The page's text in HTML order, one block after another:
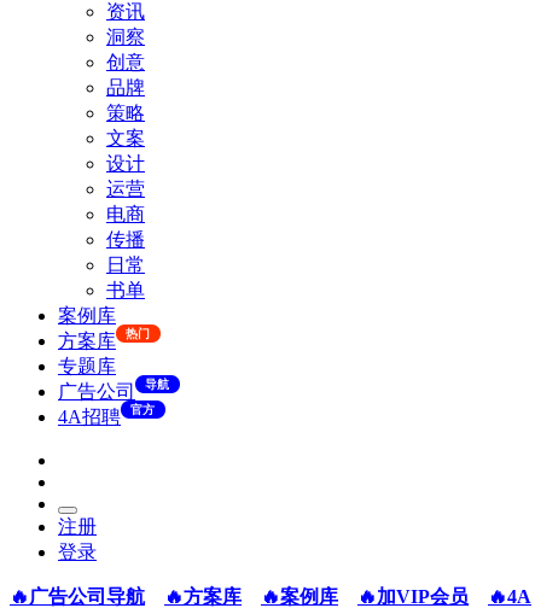
资讯
洞察
创意
品牌
策略
文案
设计
运营
电商
传播
日常
书单
案例库
方案库
热门
专题库
广告公司
导航
4A招聘 官方
注册
登录
🔥广告公司导航 🔥方案库 🔥案例库 🔥加VIP会员
🔥4A